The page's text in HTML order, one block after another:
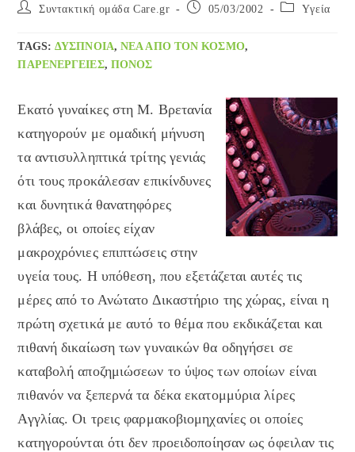
Post Συντακτική ομάδα Care.gr
Post
05/03/2002
Post Yγεία
TAGS:ΔΎΣΠΝΟΙΑ, ΝΈΑ ΑΠΌ ΤΟΝ ΚΌΣΜΟ,
ΠΑΡΕΝΈΡΓΕΙΕΣ, ΠΌΝΟΣ
Εκατό γυναίκες στη Μ. Βρετανία
κατηγορούν με ομαδική μήνυση
τα αντισυλληπτικά τρίτης γενιάς
ότι τους προκάλεσαν επικίνδυνες
και δυνητικά θανατηφόρες
βλάβες, οι οποίες είχαν
μακροχρόνιες επιπτώσεις στην
υγεία τους. Η υπόθεση, που εξετάζεται αυτές τις
μέρες από το Ανώτατο Δικαστήριο της χώρας, είναι η
πρώτη σχετικά με αυτό το θέμα που εκδικάζεται και
πιθανή δικαίωση των γυναικών θα οδηγήσει σε
καταβολή αποζημιώσεων το ύψος των οποίων είναι
πιθανόν να ξεπερνά τα δέκα εκατομμύρια λίρες
Αγγλίας. Οι τρεις φαρμακοβιομηχανίες οι οποίες
κατηγορούνται ότι δεν προειδοποίησαν ως όφειλαν τις